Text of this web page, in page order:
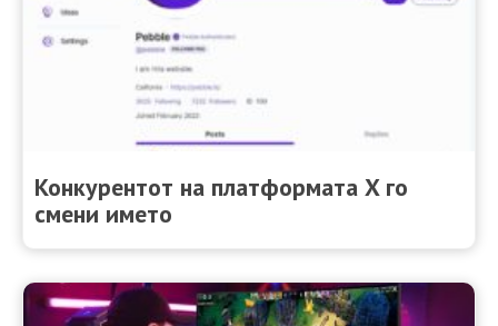
Конкурентот на платформата X го
смени името